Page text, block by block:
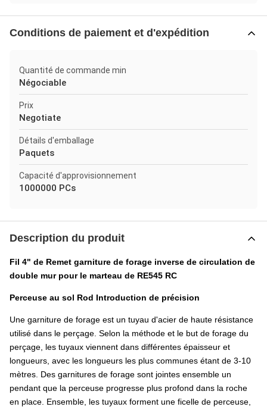
Conditions de paiement et d'expédition
Quantité de commande min
Négociable
Prix
Negotiate
Détails d'emballage
Paquets
Capacité d'approvisionnement
1000000 PCs
Description du produit
Fil 4" de Remet garniture de forage inverse de circulation de
double mur pour le marteau de RE545 RC
Perceuse au sol Rod Introduction de précision
Une garniture de forage est un tuyau d'acier de haute résistance
utilisé dans le perçage. Selon la méthode et le but de forage du
perçage, les tuyaux viennent dans différentes épaisseur et
longueurs, avec les longueurs les plus communes étant de 3-10
mètres. Des garnitures de forage sont jointes ensemble un
pendant que la perceuse progresse plus profond dans la roche
en place. Ensemble, les tuyaux forment une ficelle de perceuse,